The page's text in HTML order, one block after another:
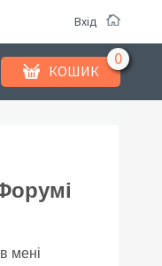
Вхід
КОШИК
мені